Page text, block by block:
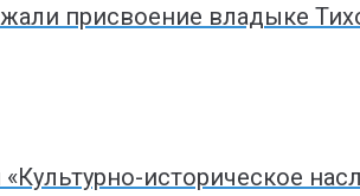
присвоение владыке
историческое